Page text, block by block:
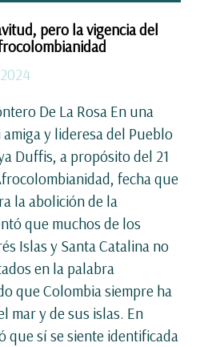
pero la vigencia del
De La Rosa En una
y lideresa del Pueblo
Duffis, a propósito del 21
fecha que
la abolición de la
que muchos de los
Islas y Santa Catalina no
en la palabra
que Colombia siempre ha
mar y de sus islas. En
que sí se siente identificada